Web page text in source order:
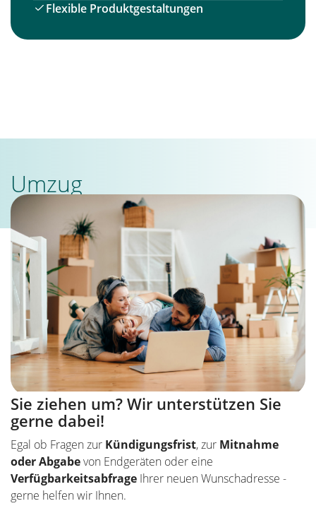
Flexible Produktgestaltungen
Umzug
Sie ziehen um? Wir unterstützen Sie
gerne dabei!
Egal ob Fragen zur Kündigungsfrist, zur Mitnahme
oder Abgabevon Endgeräten oder eine
Verfügbarkeitsabfrage Ihrer neuen Wunschadresse -
gerne helfen wir Ihnen.